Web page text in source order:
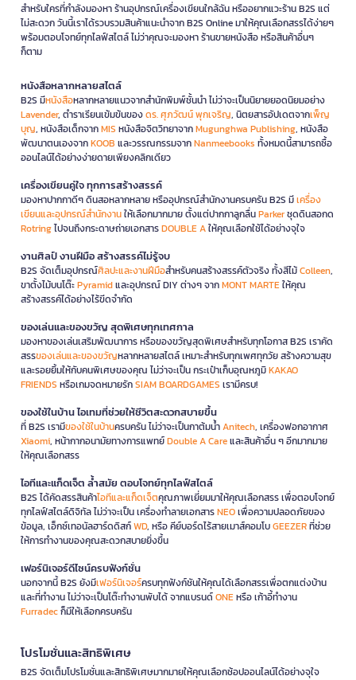
สำหรับใครที่กำลังมองหา ร้านอุปกรณ์เครื่องเขียนใกล้ฉัน หรืออยากแวะร้าน B2S แต่
ไม่สะดวก วันนี้เราได้รวบรวมสินค้าแนะนำจาก B2S Online มาให้คุณเลือกสรรได้ง่ายๆ
พร้อมตอบโจทย์ทุกไลฟ์สไตล์ ไม่ว่าคุณจะมองหา ร้านขายหนังสือ หรือสินค้าอื่นๆ
ก็ตาม
หนังสือหลากหลายสไตล์
B2S มีหนังสือหลากหลายแนวจากสำนักพิมพ์ชั้นนำ ไม่ว่าจะเป็นนิยายยอดนิยมอย่าง
Lavender, ตำราเรียนเข้มข้นของดร. ศุภวัฒน์ พุกเจริญ, นิตยสารอัปเดตจากเพ็ญ
บุญ, หนังสือเด็กจากMIS หนังสือจิตวิทยาจากMugunghwa Publishing, หนังสือ
พัฒนาตนเองจากKOOB และวรรณกรรมจากNanmeebooks ทั้งหมดนี้สามารถซื้อ
ออนไลน์ได้อย่างง่ายดายเพียงคลิกเดียว
เครื่องเขียนคู่ใจ ทุกการสร้างสรรค์
มองหาปากกาดีๆ ดินสอหลากหลาย หรืออุปกรณ์สำนักงานครบครัน B2S มีเครื่อง
เขียนและอุปกรณ์สำนักงานให้เลือกมากมาย ตั้งแต่ปากกาลูกลื่นParkerชุดดินสอกด
Rotringไปจนถึงกระดาษถ่ายเอกสารDOUBLE Aให้คุณเลือกใช้ได้อย่างจุใจ
งานศิลป์ งานฝีมือ สร้างสรรค์ไม่รู้จบ
B2S จัดเต็มอุปกรณ์ศิลปะและงานฝีมือสำหรับคนสร้างสรรค์ตัวจริง ทั้งสีไม้Colleen,
ขาตั้งไม้บนโต๊ะPyramidและอุปกรณ์ DIY ต่างๆ จากMONT MARTEให้คุณ
สร้างสรรค์ได้อย่างไร้ขีดจำกัด
ของเล่นและของขวัญ สุดพิเศษทุกเทศกาล
มองหาของเล่นเสริมพัฒนาการ หรือของขวัญสุดพิเศษสำหรับทุกโอกาส B2S เราคัด
สรรของเล่นและของขวัญหลากหลายสไตล์ เหมาะสำหรับทุกเพศทุกวัย สร้างความสุข
และรอยยิ้มให้กับคนพิเศษของคุณ ไม่ว่าจะเป็น กระเป๋าเก็บอุณหภูมิKAKAO
FRIENDS หรือเกมจดหมายรักSIAM BOARDGAMES เรามีครบ!
ของใช้ในบ้าน ไอเทมที่ช่วยให้ชีวิตสะดวกสบายขึ้น
ที่ B2S เรามีของใช้ในบ้านครบครัน ไม่ว่าจะเป็นกาต้มน้ำAnitech, เครื่องฟอกอากาศ
Xiaomi, หน้ากากอนามัยทางการแพทย์Double A Careและสินค้าอื่น ๆ อีกมากมาย
ให้คุณเลือกสรร
ไอทีและแก็ดเจ็ต ล้ำสมัย ตอบโจทย์ทุกไลฟ์สไตล์
B2S ได้คัดสรรสินค้าไอทีและแก็ดเจ็ตคุณภาพเยี่ยมมาให้คุณเลือกสรร เพื่อตอบโจทย์
ทุกไลฟ์สไตล์ดิจิทัล ไม่ว่าจะเป็น เครื่องทำลายเอกสารNEOเพื่อความปลอดภัยของ
ข้อมูล, เอ็กซ์เทอนัลฮาร์ดดิสก์WD, หรือ คีย์บอร์ดไร้สายเมาส์คอมโบGEEZERที่ช่วย
ให้การทำงานของคุณสะดวกสบายยิ่งขึ้น
เฟอร์นิเจอร์ดีไซน์ครบฟังก์ชั่น
นอกจากนี้ B2S ยังมีเฟอร์นิเจอร์ครบทุกฟังก์ชันให้คุณได้เลือกสรรเพื่อตกแต่งบ้าน
และที่ทำงาน ไม่ว่าจะเป็นโต๊ะทำงานพับได้ จากแบรนด์ONEหรือ เก้าอี้ทำงาน
Furradecก็มีให้เลือกครบครัน
โปรโมชั่นและสิทธิพิเศษ
B2S จัดเต็มโปรโมชั่นและสิทธิพิเศษมากมายให้คุณเลือกช้อปออนไลน์ได้อย่างจุใจ